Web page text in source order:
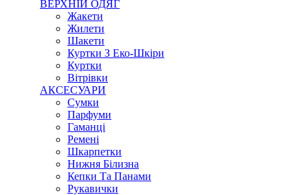
ВЕРХНІЙ ОДЯГ
Жакети
Жилети
Шакети
Куртки З Еко-Шкіри
Куртки
Вітрівки
АКСЕСУАРИ
Сумки
Парфуми
Гаманці
Ремені
Шкарпетки
Нижня Білизна
Кепки Та Панами
Рукавички